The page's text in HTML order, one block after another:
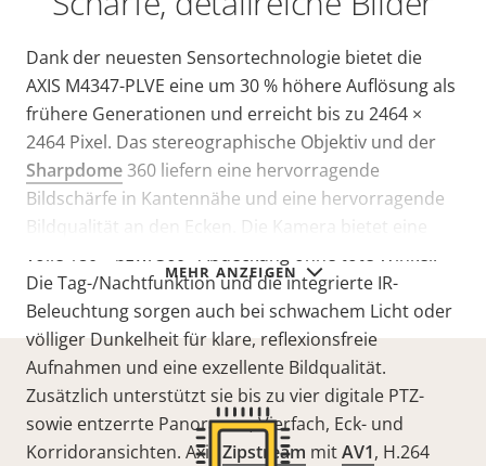
MEHR ANZEIGEN
Dank der neuesten Sensortechnologie bietet die
AXIS M4347-PLVE eine um 30 % höhere Auflösung als
frühere Generationen und erreicht bis zu 2464 ×
2464 Pixel. Das stereographische Objektiv und der
Sharpdome 360 liefern eine hervorragende
Bildschärfe in Kantennähe und eine hervorragende
Bildqualität an den Ecken. Die Kamera bietet eine
volle 180°- bzw. 360°-Abdeckung ohne tote Winkel.
Die Tag-/Nachtfunktion und die integrierte IR-
Beleuchtung sorgen auch bei schwachem Licht oder
völliger Dunkelheit für klare, reflexionsfreie
Aufnahmen und eine exzellente Bildqualität.
Zusätzlich unterstützt sie bis zu vier digitale PTZ-
sowie entzerrte Panorama-, Vierfach, Eck- und
Korridoransichten. Axis Zipstream mitAV1, H.264